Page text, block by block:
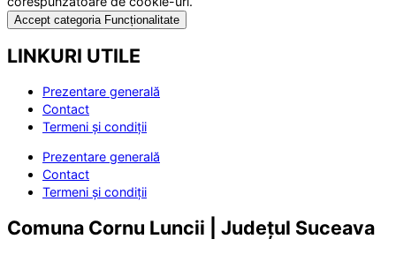
Accept categoria Funcționalitate
LINKURI UTILE
Prezentare generală
Contact
Termeni și condiții
Prezentare generală
Contact
Termeni și condiții
Comuna Cornu Luncii | Județul Suceava